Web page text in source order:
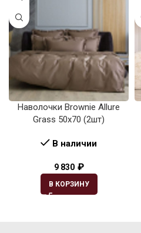
Наволочки Brownie Allure
Grass 50х70 (2шт)
В наличии
9 830 ₽
В КОРЗИНУ